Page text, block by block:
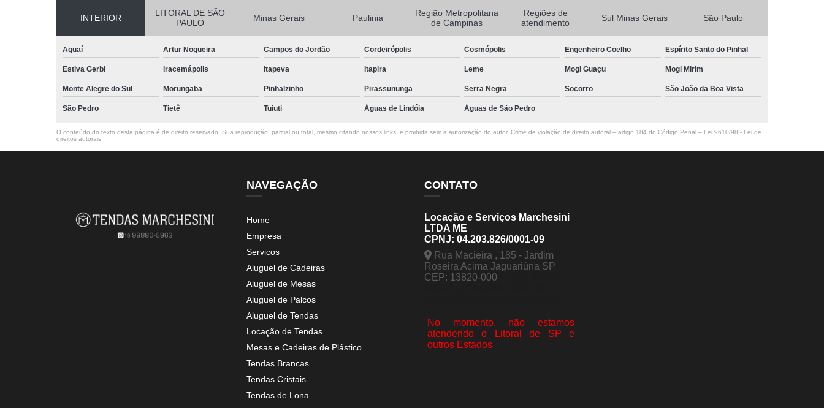
INTERIOR
LITORAL DE SÃO
PAULO
Minas Gerais Paulinia
Região Metropolitana
de Campinas
Regiões de
atendimento
Sul Minas Gerais São Paulo
Aguaí Artur Nogueira Campos do Jordão Cordeirópolis Cosmópolis Engenheiro Coelho Espírito Santo do Pinhal
Estiva Gerbi Iracemápolis Itapeva Itapira Leme Mogi Guaçu Mogi Mirim
Monte Alegre do Sul Morungaba Pinhalzinho Pirassununga Serra Negra Socorro São João da Boa Vista
São Pedro Tietê Tuiuti Águas de Lindóia Águas de São Pedro
O conteúdo do texto desta página é de direito reservado. Sua reprodução, parcial ou total, mesmo citando nossos links, é proibida sem a autorização do autor. Crime de violação de direito autoral – artigo 184 do Código Penal – Lei 9610/98 - Lei de
direitos autorais
NAVEGAÇÃO
Home
Empresa
Servicos
Aluguel de Cadeiras
Aluguel de Mesas
Aluguel de Palcos
Aluguel de Tendas
Locação de Tendas
Mesas e Cadeiras de Plástico
Tendas Brancas
Tendas Cristais
Tendas de Lona
CONTATO
Locação e Serviços Marchesini
LTDA ME
CPNJ: 04.203.826/0001-09
Rua Macieira , 185 - Jardim
Roseira Acima Jaguariúna SP
CEP: 13820-000
No momento, não estamos
atendendo o Litoral de SP e
outros Estados